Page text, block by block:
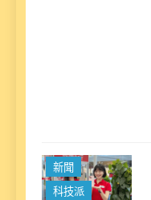
新聞
科技派